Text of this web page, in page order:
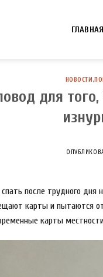
ГЛАВНАЯ
НОВОСТИ,
для
после трудного дня
карты и пытаются
карты